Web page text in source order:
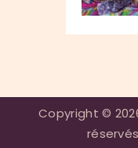
Copyright ©